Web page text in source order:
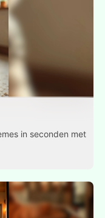
in seconden met